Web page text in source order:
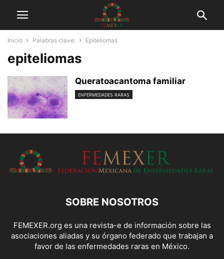
Inicio Palabras clave: Epiteliomas
epiteliomas
Queratoacantoma familiar
ENFERMEDADES RARAS
SOBRE NOSOTROS
FEMEXER.org es una revista-e de información sobre las
asociaciones aliadas y su órgano federado que trabajan a
favor de las enfermedades raras en México.